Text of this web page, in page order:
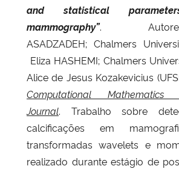
Gabinete de Segurança Institucional
Advocacia-Geral da União
and statistical
mammography”. Autores.
ASADZADEH; Chalmers
Eliza HASHEMI; Chalmers
Alice de Jesus Kozakevicius
Computational
Journal. Trabalho sobre
calcificações em
transformadas wavelets e
realizado durante estágio de